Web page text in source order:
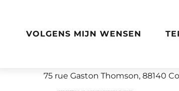
contenuVOLGENS MIJN WENSEN
75 rue Gaston Thomson, 88140